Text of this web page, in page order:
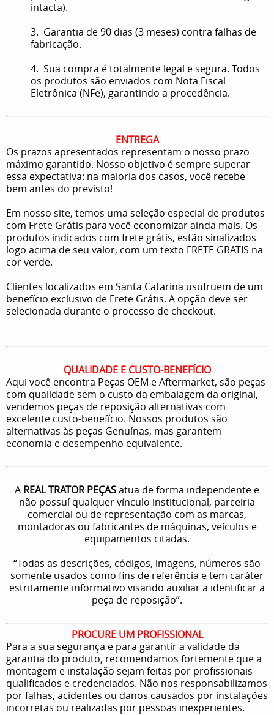
intacta).
3. Garantia de 90 dias (3 meses) contra falhas de
fabricação.
4. Sua compra é totalmente legal e segura. Todos
os produtos são enviados com Nota Fiscal
Eletrônica (NFe), garantindo a procedência.
ENTREGA
Os prazos apresentados representam o nosso prazo
máximo garantido. Nosso objetivo é sempre superar
essa expectativa: na maioria dos casos, você recebe
bem antes do previsto!
Em nosso site, temos uma seleção especial de produtos
com Frete Grátis para você economizar ainda mais. Os
produtos indicados com frete grátis, estão sinalizados
logo acima de seu valor, com um texto FRETE GRATIS na
cor verde.
Clientes localizados em Santa Catarina usufruem de um
benefício exclusivo de Frete Grátis. A opção deve ser
selecionada durante o processo de checkout.
QUALIDADE E CUSTO-BENEFÍCIO
Aqui você encontra Peças OEM e Aftermarket, são peças
com qualidade sem o custo da embalagem da original,
vendemos peças de reposição alternativas com
excelente custo-benefício. Nossos produtos são
alternativas às peças Genuínas, mas garantem
economia e desempenho equivalente.
A REAL TRATOR PEÇASatua de forma independente e
não possuí qualquer vínculo institucional, parceiria
comercial ou de representação com as marcas,
montadoras ou fabricantes de máquinas, veículos e
equipamentos citadas.
“Todas as descrições, códigos, imagens, números são
somente usados como fins de referência e tem caráter
estritamente informativo visando auxiliar a identificar a
peça de reposição”.
PROCURE UM PROFISSIONAL
Para a sua segurança e para garantir a validade da
garantia do produto, recomendamos fortemente que a
montagem e instalação sejam feitas por profissionais
qualificados e credenciados. Não nos responsabilizamos
por falhas, acidentes ou danos causados por instalações
incorretas ou realizadas por pessoas inexperientes.